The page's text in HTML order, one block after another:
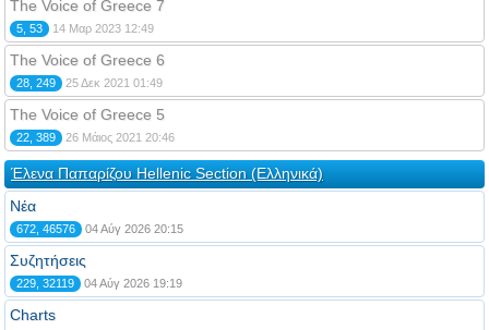
The Voice of Greece 7
5, 53 14 Μαρ 2023 12:49
The Voice of Greece 6
28, 249 25 Δεκ 2021 01:49
The Voice of Greece 5
22, 389 26 Μάιος 2021 20:46
Έλενα Παπαρίζου Hellenic Section (Ελληνικά)
Νέα
672, 46576 04 Αύγ 2026 20:15
Συζητήσεις
229, 32119 04 Αύγ 2026 19:19
Charts